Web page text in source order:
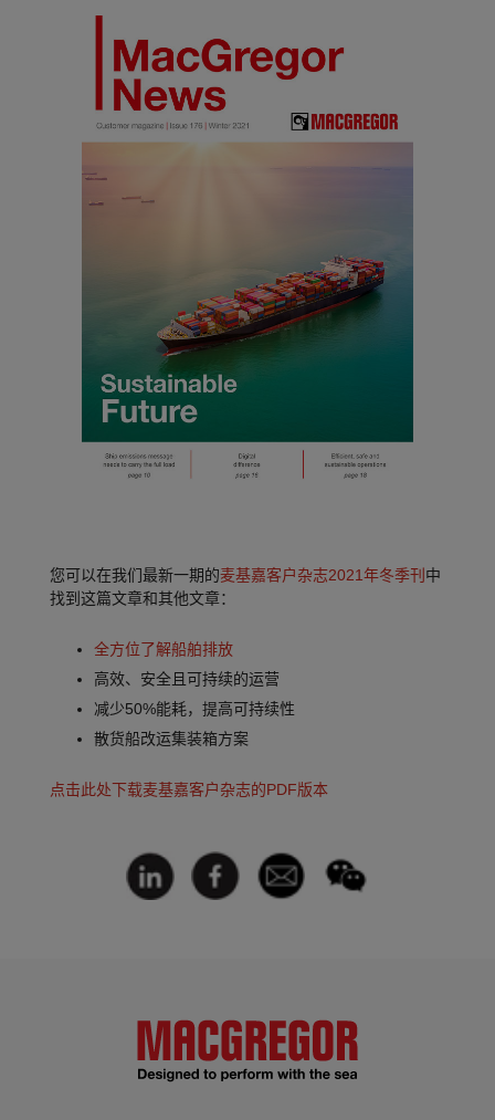
您可以在我们最新一期的麦基嘉客户杂志2021年冬季刊 中
找到这篇文章和其他文章：
全方位了解船舶排放
高效、安全且可持续的运营
减少50%能耗，提高可持续性
散货船改运集装箱方案
点击此处下载麦基嘉客户杂志的PDF版本